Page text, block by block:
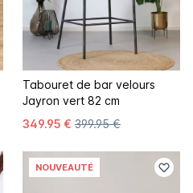
Tabouret de bar velours
Jayron vert 82 cm
349.95 € 399.95 €
NOUVEAUTÉ